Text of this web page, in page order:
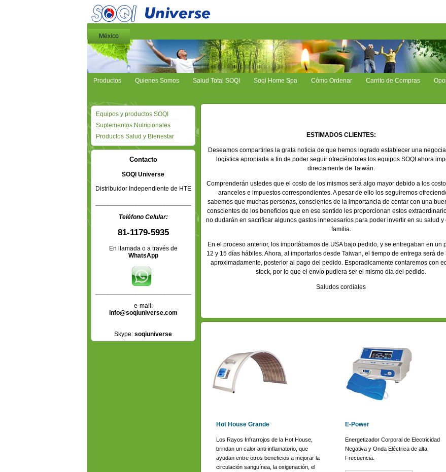
México
Productos Quienes Somos Salud Total SOQI Soqi Home Spa Cómo Ordenar Carrito de Compras
Equipos y productos SOQI
Suplementos Nutricionales
Productos Salud y Bienestar
Contacto
SOQI Universe
Distribuidor Independiente de HTE
Teléfono Celular:
81-1179-5935
En llamada o a través de
WhatsApp
e-mail:
info@soqiuniverse.com
Skype: soqiuniverse
ESTIMADOS CLIENTES:
Deseamos compartirles la grata noticia de que hemos logrado establecer una
logística apropiada a fin de poder seguir ofreciéndoles los equipos SOQI ahora
directamente de Taiwán.
Comprenderán ustedes que el costo de los mismos será algo mayor debido a los
aranceles e impuestos correspondientes. A pesar de ello los seguiremos
sabemos que muchas personas, conscientes de la importancia de contar con una
conscientes de los beneficios que en ese sentido les proporcionan estos
no dudarán en sacrificar algunos gastos innecesarios para poder invertir en su salud y
familia.
En el proceso anterior, los importábamos de USA bajo pedido, y se entregaban en un
12 y 15 días hábiles. Ahora, al importarlos desde Taiwan, el tiempo de entrega será de
aproximadamente, posterior al pago del pedido. Esporadicamente contaremos con
stock, por lo que el envío pudiera ser el mismo dia del pedido.
Saludos cordiales
Hot House Grande
Los Rayos Infrarrojos de la Hot House,
brindan un calor anti-inflamatorio, que
ayudan entre otros beneficios a mejorar la
circulación sanguínea, la oxigenación, el
E-Power
Energetizador Corporal de Electricidad
Negativa y Onda Eléctrica de alta
Frecuencia.